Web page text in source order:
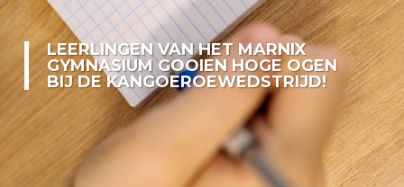
LEERLINGEN VAN HET MARNIX
GYMNASIUM GOOIEN HOGE OGEN
BIJ DE KANGOEROEWEDSTRIJD!